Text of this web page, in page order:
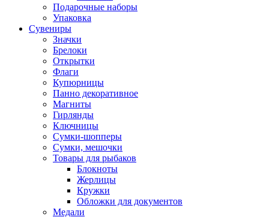
Подарочные наборы
Упаковка
Сувениры
Значки
Брелоки
Открытки
Флаги
Купюрницы
Панно декоративное
Магниты
Гирлянды
Ключницы
Сумки-шопперы
Сумки, мешочки
Товары для рыбаков
Блокноты
Жерлицы
Кружки
Обложки для документов
Медали